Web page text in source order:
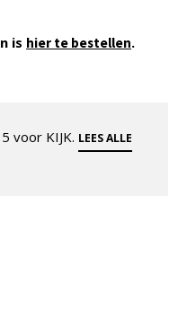
is hier te bestellen.
voor KIJK. LEES ALLE